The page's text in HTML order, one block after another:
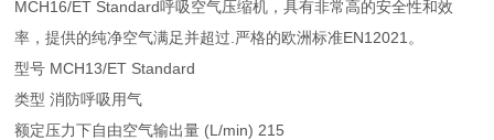
MCH16/ET Standard呼吸空气压缩机，具有非常高的安全性和效
率，提供的纯净空气满足并超过.严格的欧洲标准EN12021。
型号 MCH13/ET Standard
类型 消防呼吸用气
额定压力下自由空气输出量 (L/min) 215